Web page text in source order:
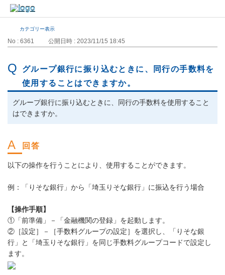
カテゴリー表示
No : 6361 公開日時 : 2023/11/15 18:45
グループ銀行に振り込むときに、同行の手数料を
使用することはできますか。
グループ銀行に振り込むときに、同行の手数料を使用すること
はできますか。
以下の操作を行うことにより、使用することができます。
例：「りそな銀行」から「埼玉りそな銀行」に振込を行う場合
【操作手順】
①「前準備」－「金融機関の登録」を起動します。
②［設定］－［手数料グループの設定］を選択し、「りそな銀
行」と「埼玉りそな銀行」を同じ手数料グループコードで設定し
ます。